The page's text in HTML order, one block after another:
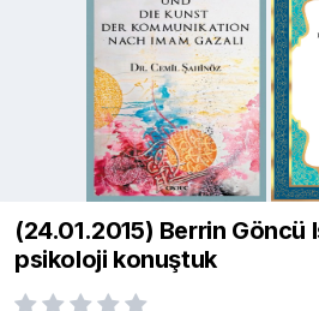
(24.01.2015) Berrin Göncü
psikoloji konuştuk